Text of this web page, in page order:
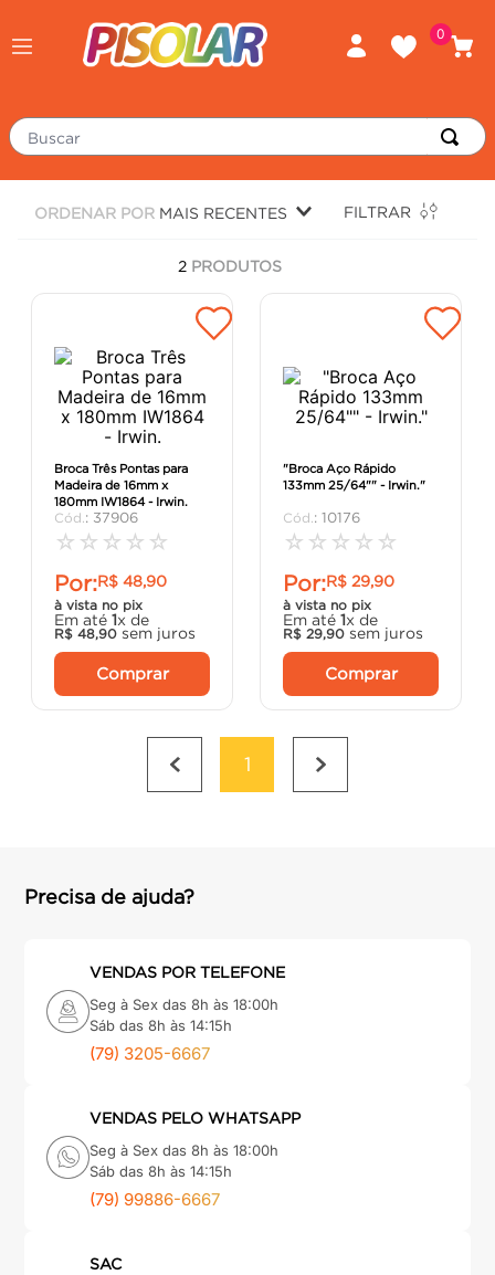
0
Buscar
ORDENAR POR MAIS RECENTES FILTRAR
2 PRODUTOS
Broca Três Pontas para
Madeira de 16mm x
180mm IW1864 - Irwin.
: 37906
☆ ☆ ☆ ☆ ☆
Por:R$ 48,90
à vista no pix
Em até 1x de
R$ 48,90 sem juros
Comprar
"Broca Aço Rápido
133mm 25/64"" - Irwin."
: 10176
☆ ☆ ☆ ☆ ☆
Por:R$ 29,90
à vista no pix
Em até 1x de
R$ 29,90 sem juros
Comprar
1
Precisa de ajuda?
VENDAS POR TELEFONE
Seg à Sex das 8h às 18:00h
Sáb das 8h às 14:15h
(79) 3205-6667
VENDAS PELO WHATSAPP
Seg à Sex das 8h às 18:00h
Sáb das 8h às 14:15h
(79) 99886-6667
SAC
º tinta
massa corrida
chuveiro
argamassa
º porta
vaso sanitário
º cadeira